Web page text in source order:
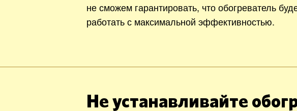
не сможем гарантировать, что обогреватель
работать с максимальной эффективностью.
Не устанавливайте